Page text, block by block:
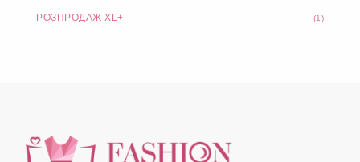
РОЗПРОДАЖ XL+ (1)